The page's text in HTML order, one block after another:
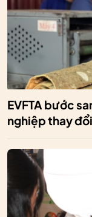
EVFTA bước
nghiệp thay